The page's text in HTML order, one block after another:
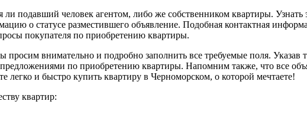
подавший человек агентом, либо же собственником квартиры.
о статусе разместившего объявление. Подобная контактная
покупателя по приобретению квартиры.
внимательно и подробно заполнить все требуемые поля.
по приобретению квартиры. Напомним также, что все
легко и быстро купить квартиру в Черноморском, о которой мечтаете!
квартир: